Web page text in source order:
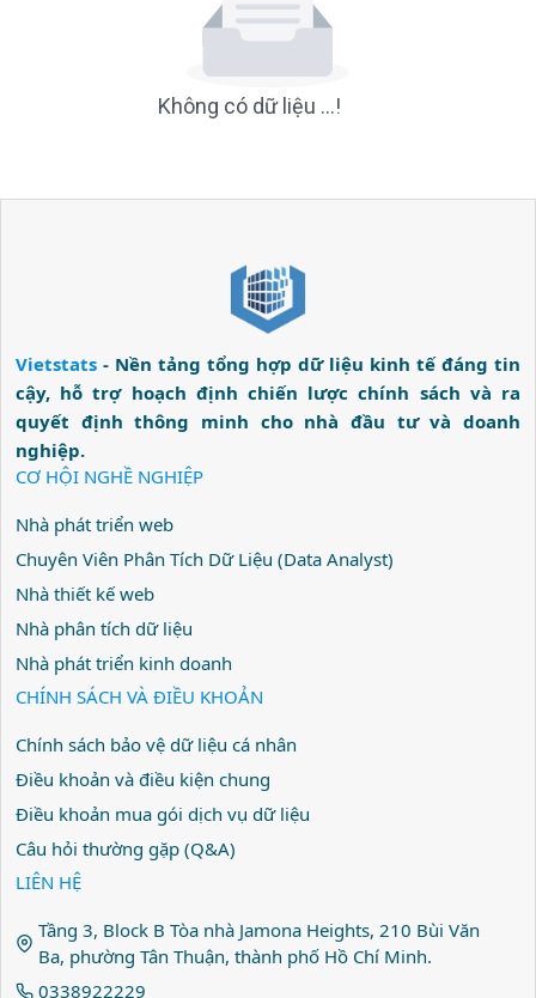
Không có dữ liệu ...!
Vietstats - Nền tảng tổng hợp dữ liệu kinh tế đáng tin
cậy, hỗ trợ hoạch định chiến lược chính sách và ra
quyết định thông minh cho nhà đầu tư và doanh
nghiệp.
CƠ HỘI NGHỀ NGHIỆP
Nhà phát triển web
Chuyên Viên Phân Tích Dữ Liệu (Data Analyst)
Nhà thiết kế web
Nhà phân tích dữ liệu
Nhà phát triển kinh doanh
CHÍNH SÁCH VÀ ĐIỀU KHOẢN
Chính sách bảo vệ dữ liệu cá nhân
Điều khoản và điều kiện chung
Điều khoản mua gói dịch vụ dữ liệu
Câu hỏi thường gặp (Q&A)
LIÊN HỆ
Tầng 3, Block B Tòa nhà Jamona Heights, 210 Bùi Văn
Ba, phường Tân Thuận, thành phố Hồ Chí Minh.
0338922229